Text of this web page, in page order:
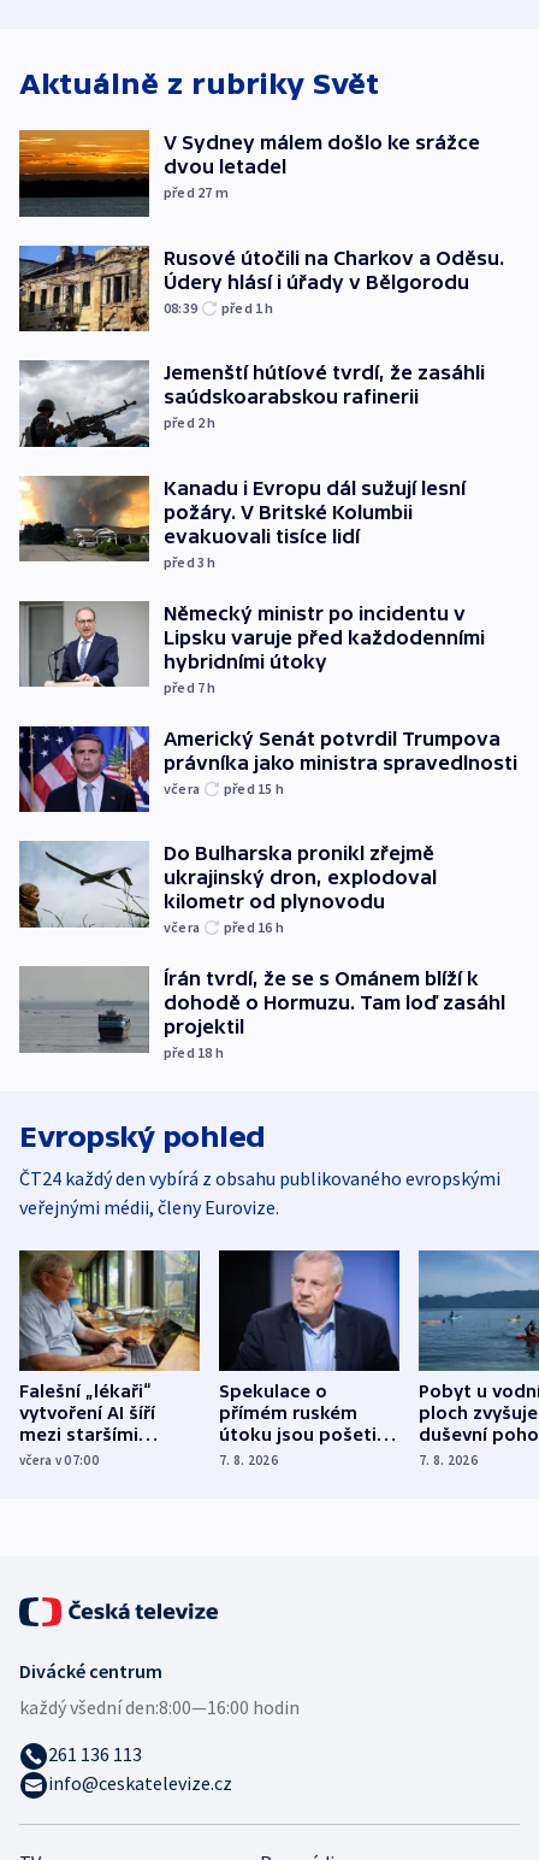
Aktuálně z rubriky Svět
V Sydney málem došlo ke srážce
dvou letadel
před 27 m
Rusové útočili na Charkov a Oděsu.
Údery hlásí i úřady v Bělgorodu
08:39 před 1h
Jemenští hútíové tvrdí, že zasáhli
saúdskoarabskou rafinerii
před 2h
Kanadu i Evropu dál sužují lesní
požáry. V Britské Kolumbii
evakuovali tisíce lidí
před 3h
Německý ministr po incidentu v
Lipsku varuje před každodenními
hybridními útoky
před 7h
Americký Senát potvrdil Trumpova
právníka jako ministra spravedlnosti
včera před 15 h
Do Bulharska pronikl zřejmě
ukrajinský dron, explodoval
kilometr od plynovodu
včera před 16 h
Írán tvrdí, že se s Ománem blíží k
dohodě o Hormuzu. Tam loď zasáhl
projektil
před 18 h
Evropský pohled
ČT24 každý den vybírá z obsahu publikovaného evropskými
veřejnými médii, členy Eurovize.
Falešní „lékaři“
vytvoření AI šíří
mezi staršími
Poláky nebezpečné
včera v 07:00
Spekulace o
přímém ruském
útoku jsou pošetilé,
míní estonský
7. 8. 2026
Pobyt u
ploch zvyšuje
duševní
ukázala
7. 8. 2026
Divácké centrum
každý všední den:8:00—16:00 hodin
261 136 113
info@ceskatelevize.cz